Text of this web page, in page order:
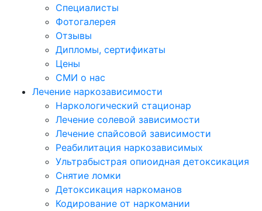
Специалисты
Фотогалерея
Отзывы
Дипломы, сертификаты
Цены
СМИ о нас
Лечение наркозависимости
Наркологический стационар
Лечение солевой зависимости
Лечение спайсовой зависимости
Реабилитация наркозависимых
Ультрабыстрая опиоидная детоксикация
Снятие ломки
Детоксикация наркоманов
Кодирование от наркомании